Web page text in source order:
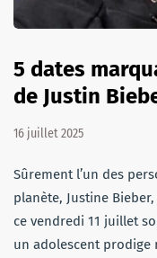
5 dates
de Justin
16 juillet 2025
Sûrement l’un des
planète, Justine
ce vendredi 11 juillet
un adolescent prodige